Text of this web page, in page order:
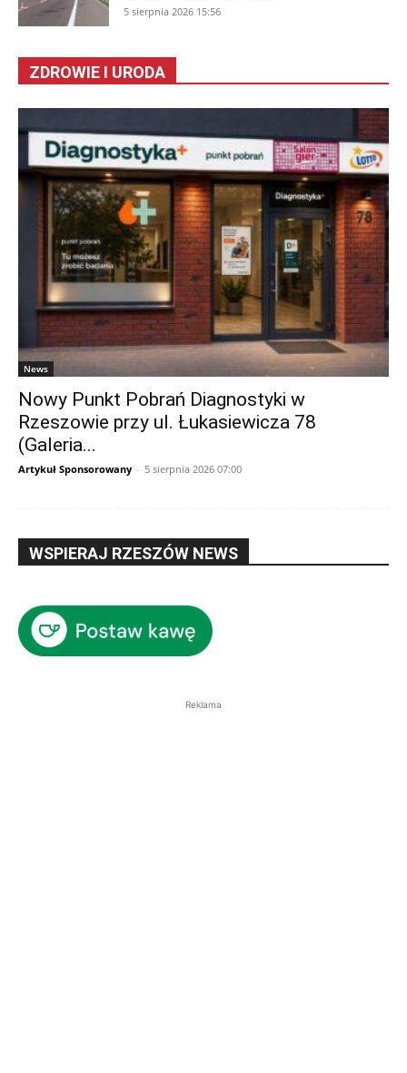
5 sierpnia 2026 15:56
ZDROWIE I URODA
News
Nowy Punkt Pobrań Diagnostyki w
Rzeszowie przy ul. Łukasiewicza 78
(Galeria...
Artykuł Sponsorowany - 5 sierpnia 2026 07:00
WSPIERAJ RZESZÓW NEWS
Reklama